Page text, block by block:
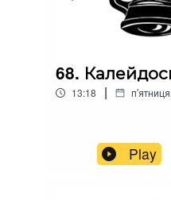
68.
13:18 |
Play